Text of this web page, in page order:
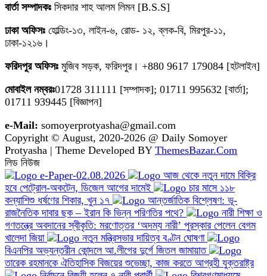
বার্তা সম্পাদকঃ সিকদার শাহ আলম লিমন [B.S.S]
ঢাকা অফিসঃ হোল্ডিং-১৩, লাইন-৬, রোড- ১২, ব্লক-বি, মিরপুর-১১,
ঢাকা-১২১৬।
ফরিদপুর অফিসঃ মুজিব সড়ক, ফরিদপুর। +880 9617 179084 [হটলাইন]
মোবাইল নম্বরঃ01728 311111 [সম্পাদক]; 01711 995632 [বার্তা];
01711 939445 [বিজ্ঞাপন]
e-Mail: somoyerprotyasha@gmail.com
Copyright © August, 2020-2026 @ Daily Somoyer
Protyasha | Theme Developed BY ThemesBazar.Com
লিড নিউজ
e-Paper-02.08.2026
আজ থেকে নতুন দামে বিক্রি
হবে পেট্রোল-অকটেন, ডিজেল আগের দামেই
চার মাসে ১১৮
কন্যাশিশু ধর্ষণের শিকার, খুন ১৭
আন্তর্জাতিক বিশ্লেষণ: ভূ-
রাজনৈতিক দাবার ছক – ইরান কি ভিন্ন পরিণতির পথে?
নারী শিক্ষা ও
গণতন্ত্রে অবদানের স্বীকৃতি: মরণোত্তর ‘অদম্য নারী’ পুরস্কার পেলেন বেগম
খালেদা জিয়া
নতুন মন্ত্রিসভার দায়িত্ব বণ্টন ঘোষণা
বিএনপির অভ্যন্তরীন কোন্দলে আ.লীগের দুর্গে জিতল জামায়াত
তারেক রহমানকে ঐতিহাসিক বিজয়ের শুভেচ্ছা, কাজ করতে আগ্রহী যুক্তরাষ্ট্র